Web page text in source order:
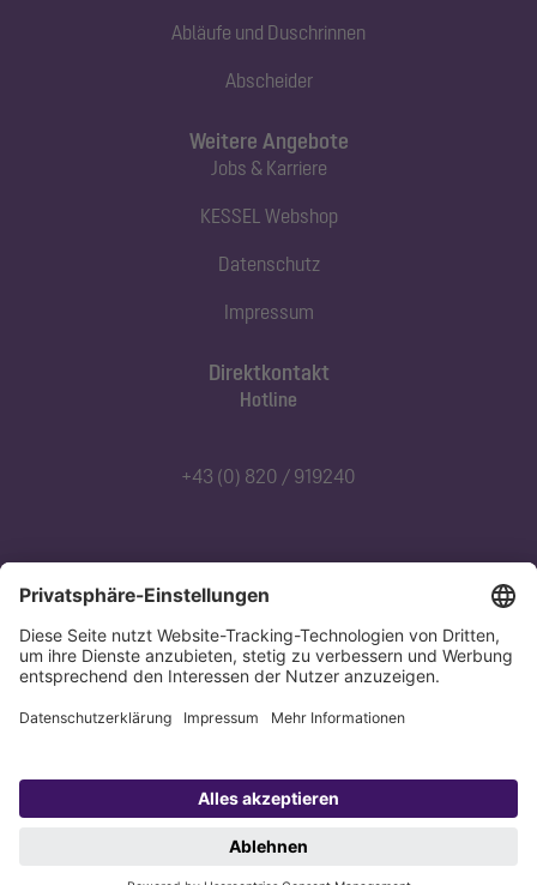
Abläufe und Duschrinnen
Abscheider
Direktkontakt
Hotline
+43 (0) 820 / 919240
Abonnieren Sie unseren Newsletter
Jetzt anmelden
Weitere Angebote
Jobs & Karriere
KESSEL Webshop
Datenschutz
Impressum
Copyright 1998-2026 KESSEL SE + Co. KG, Bahnhofstraße 31, 85101 Lenting,
Datenschutz Impressum